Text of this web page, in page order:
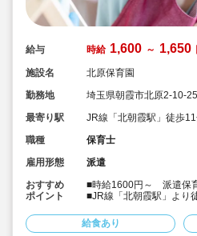
給与 時給 1,600 ～ 1,650
施設名
北原保育園
勤務地
埼玉県朝霞市北原2-10-25
最寄り駅
JR線「北朝霞駅」徒歩
職種
保育士
雇用形態
派遣
おすすめ
ポイント
■時給1600円～ 派遣保
■JR線「北朝霞駅」より
■アットホームな雰囲気
す！
給食あり